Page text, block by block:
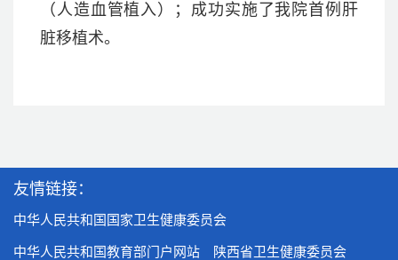
（人造血管植入）；成功实施了我院首例肝
脏移植术。
友情链接：
中华人民共和国国家卫生健康委员会
中华人民共和国教育部门户网站 陕西省卫生健康委员会